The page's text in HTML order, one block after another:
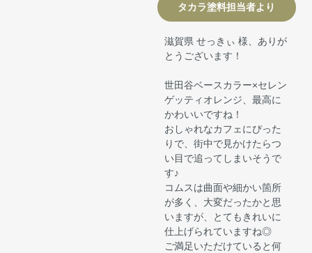
タカラ塗料担当者より
滋賀県 せっきぃ 様、ありが
とうございます！
世田谷ベースカラー×セレン
ゲッティオレンジ、最高に
かわいいですね！
おしゃれなカフェにぴった
りで、街中で見かけたらつ
い目で追ってしまいそうで
す♪
コムスは曲面や細かい箇所
が多く、大変だったかと思
いますが、とてもきれいに
仕上げられていますね◎
ご満足いただけていると何